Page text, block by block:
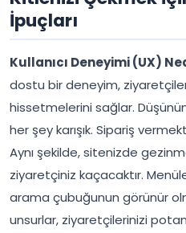
İpuçları
Kullanıcı Deneyimi (UX)
dostu bir deneyim,
hissetmelerini sağlar.
her şey karışık. Sipariş
Aynı şekilde, sitenizde
ziyaretçiniz kaçacaktır.
arama çubuğunun görünür
unsurlar, ziyaretçilerinizi